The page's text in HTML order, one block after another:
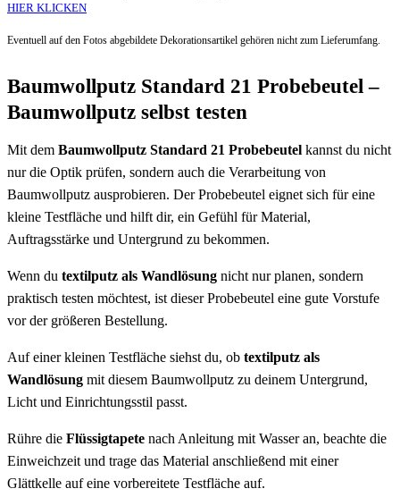
HIER KLICKEN
Eventuell auf den Fotos abgebildete Dekorationsartikel gehören nicht zum Lieferumfang.
Baumwollputz Standard 21 Probebeutel –
Baumwollputz selbst testen
Mit dem Baumwollputz Standard 21 Probebeutel kannst du nicht
nur die Optik prüfen, sondern auch die Verarbeitung von
Baumwollputz ausprobieren. Der Probebeutel eignet sich für eine
kleine Testfläche und hilft dir, ein Gefühl für Material,
Auftragsstärke und Untergrund zu bekommen.
Wenn du textilputz als Wandlösung nicht nur planen, sondern
praktisch testen möchtest, ist dieser Probebeutel eine gute Vorstufe
vor der größeren Bestellung.
Auf einer kleinen Testfläche siehst du, ob textilputz als
Wandlösung mit diesem Baumwollputz zu deinem Untergrund,
Licht und Einrichtungsstil passt.
Rühre die Flüssigtapete nach Anleitung mit Wasser an, beachte die
Einweichzeit und trage das Material anschließend mit einer
Glättkelle auf eine vorbereitete Testfläche auf.